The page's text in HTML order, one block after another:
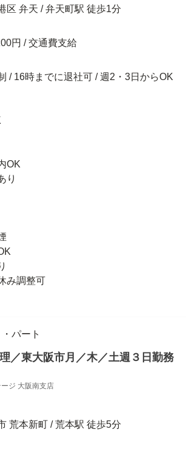
区 弁天 / 弁天町駅 徒歩1分
円 / 交通費支給
/ 16時までに退社可 / 週2・3日からOK
OK
り
み調整可
パート
／東大阪市月／木／土週３日勤務
ジ 大阪南支店
荒本新町 / 荒本駅 徒歩5分